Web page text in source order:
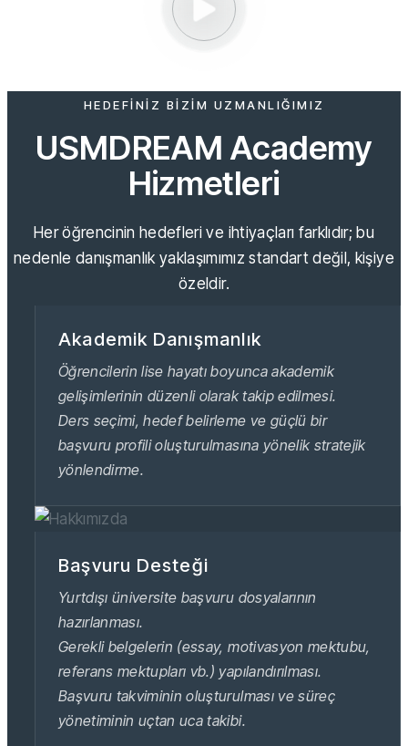
HEDEFINIZ BIZIM UZMANLIĞIMIZ
USMDREAM Academy
Hizmetleri
Her öğrencinin hedefleri ve ihtiyaçları farklıdır; bu
nedenle danışmanlık yaklaşımımız standart değil, kişiye
özeldir.
Akademik Danışmanlık
Öğrencilerin lise hayatı boyunca akademik
gelişimlerinin düzenli olarak takip edilmesi.
Ders seçimi, hedef belirleme ve güçlü bir
başvuru profili oluşturulmasına yönelik stratejik
yönlendirme.
Başvuru Desteği
Yurtdışı üniversite başvuru dosyalarının
hazırlanması.
Gerekli belgelerin (essay, motivasyon mektubu,
referans mektupları vb.) yapılandırılması.
Başvuru takviminin oluşturulması ve süreç
yönetiminin uçtan uca takibi.